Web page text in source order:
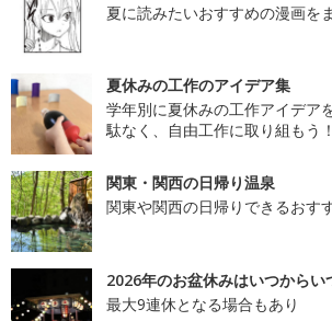
夏に読みたいおすすめの漫画を
夏休みの工作のアイデア集
学年別に夏休みの工作アイデア
駄なく、自由工作に取り組もう！
関東・関西の日帰り温泉
関東や関西の日帰りできるおす
2026年のお盆休みはいつからい
最大9連休となる場合もあり